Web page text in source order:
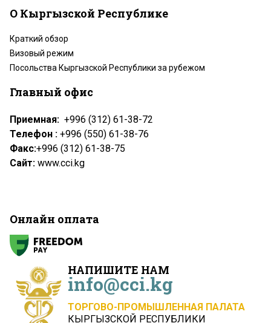
НАПИШИТЕ НАМ
info@cci.kg
ТОРГОВО-ПРОМЫШЛЕННАЯ ПАЛАТА
КЫРГЫЗСКОЙ РЕСПУБЛИКИ
О Кыргызской Республике
Краткий обзор
Визовый режим
Посольства Кыргызской Республики за рубежом
Главный офис
Приемная: +996 (312) 61-38-72
Телефон : +996 (550) 61-38-76
Факс:+996 (312) 61-38-75
Сайт: www.cci.kg
Онлайн оплата